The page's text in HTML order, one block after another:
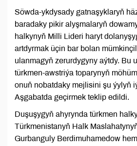
Söwda-ykdysady gatnaşyklaryň
baradaky pikir alyşmalaryň
halkynyň Milli Lideri haryt
artdyrmak üçin bar bolan
ulanmagyň zerurdygyny aýtdy. Bu
türkmen-awstriýa toparynyň
onuň nobatdaky mejlisini şu ýylyň
Aşgabatda geçirmek teklip edildi.
Duşuşygyň ahyrynda türkmen
Türkmenistanyň Halk
Gurbanguly Berdimuhamedow